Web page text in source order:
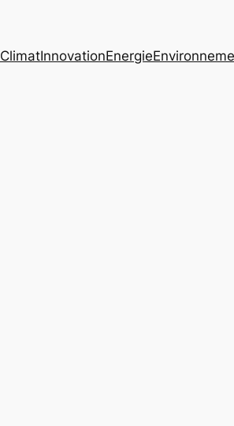
ClimatInnovationEnergie